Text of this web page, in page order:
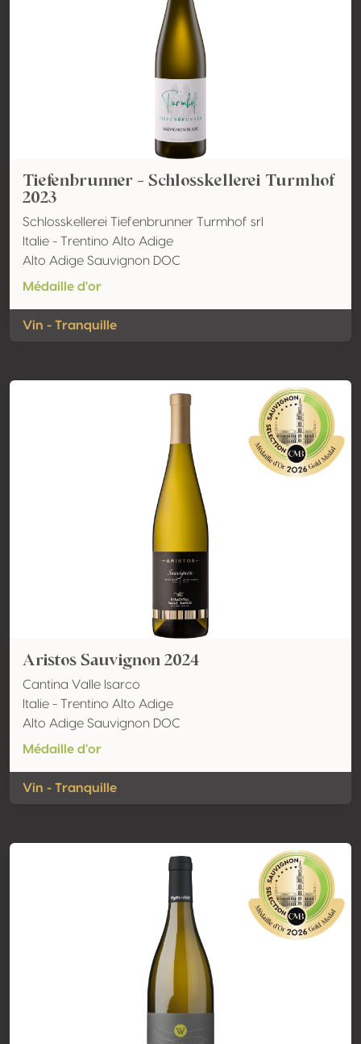
Tiefenbrunner - Schlosskellerei Turmhof
2023
Schlosskellerei Tiefenbrunner Turmhof srl
Italie - Trentino Alto Adige
Alto Adige Sauvignon DOC
Médaille d'or
Vin - Tranquille
Aristos Sauvignon 2024
Cantina Valle Isarco
Italie - Trentino Alto Adige
Alto Adige Sauvignon DOC
Médaille d'or
Vin - Tranquille